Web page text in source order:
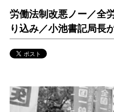
労働法制改悪ノー／全
り込み／小池書記局長